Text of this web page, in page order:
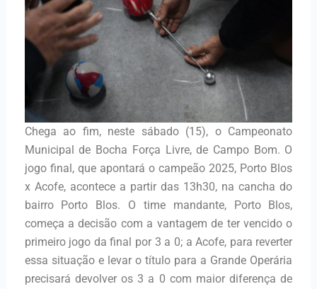
Chega ao fim, neste sábado (15), o Campeonato
Municipal de Bocha Força Livre, de Campo Bom. O
jogo final, que apontará o campeão 2025, Porto Blos
x Acofe, acontece a partir das 13h30, na cancha do
bairro Porto Blos. O time mandante, Porto Blos,
começa a decisão com a vantagem de ter vencido o
primeiro jogo da final por 3 a 0; a Acofe, para reverter
essa situação e levar o título para a Grande Operária
precisará devolver os 3 a 0 com maior diferença de